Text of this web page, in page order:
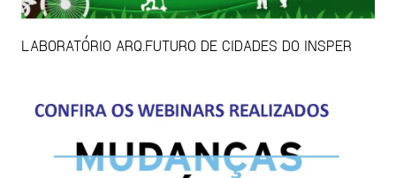
LABORATÓRIO ARQ.FUTURO DE CIDADES DO INSPER